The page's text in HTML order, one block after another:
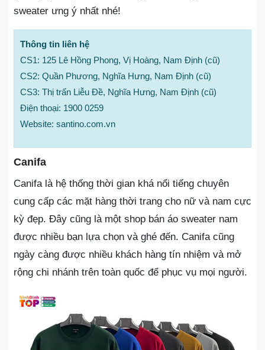
sweater ưng ý nhất nhé!
Thông tin liên hệ
CS1: 125 Lê Hồng Phong, Vị Hoàng, Nam Định (cũ)
CS2: Quần Phương, Nghĩa Hưng, Nam Định (cũ)
CS3: Thị trấn Liễu Đề, Nghĩa Hưng, Nam Định (cũ)
Điện thoại: 1900 0259
Website: santino.com.vn
Canifa
Canifa là hệ thống thời gian khá nổi tiếng chuyên
cung cấp các mặt hàng thời trang cho nữ và nam cực
kỳ đẹp. Đây cũng là một shop bán áo sweater nam
được nhiều bạn lựa chọn và ghé đến. Canifa cũng
ngày càng được nhiều khách hàng tín nhiệm và mở
rộng chi nhánh trên toàn quốc để phục vụ mọi người.